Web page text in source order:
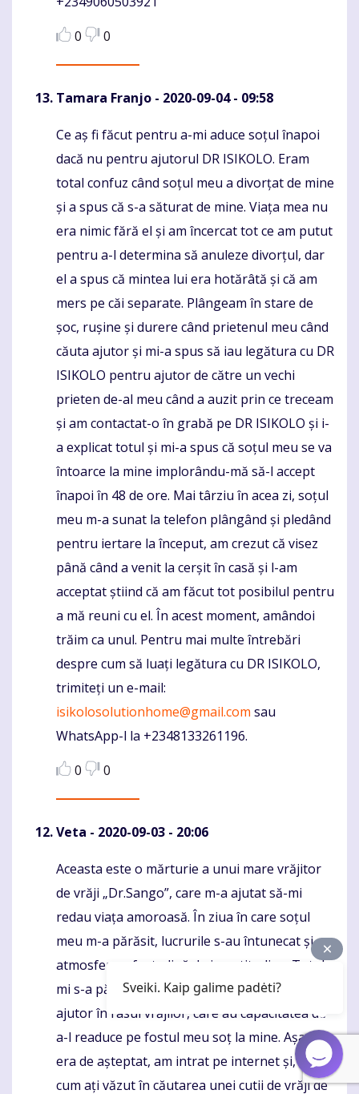
0
0
Tamara Franjo - 2020-09-04 - 09:58
Komentaras
Ce aș fi făcut pentru a-mi aduce soțul înapoi
dacă nu pentru ajutorul DR ISIKOLO. Eram
total confuz când soțul meu a divorțat de mine
și a spus că s-a săturat de mine. Viața mea nu
era nimic fără el și am încercat tot ce am putut
pentru a-l determina să anuleze divorțul, dar
el a spus că mintea lui era hotărâtă și că am
mers pe căi separate. Plângeam în stare de
șoc, rușine și durere când prietenul meu când
căuta ajutor și mi-a spus să iau legătura cu DR
ISIKOLO pentru ajutor de către un vechi
prieten de-al meu când a auzit prin ce treceam
și am contactat-o ​​în grabă pe DR ISIKOLO și i-
a explicat totul și mi-a spus că soțul meu se va
întoarce la mine implorându-mă să-l accept
înapoi în 48 de ore. Mai târziu în acea zi, soțul
meu m-a sunat la telefon plângând și pledând
pentru iertare la început, am crezut că visez
până când a venit la cerșit în casă și l-am
acceptat știind că am făcut tot posibilul pentru
a mă reuni cu el. În acest moment, amândoi
trăim ca unul. Pentru mai multe întrebări
despre cum să luați legătura cu DR ISIKOLO,
trimiteți un e-mail:
isikolosolutionhome@gmail.com sau
WhatsApp-l la +2348133261196.
0
0
Veta - 2020-09-03 - 20:06
Komentaras
Aceasta este o mărturie a unui mare vrăjitor
de vrăji „Dr.Sango”, care m-a ajutat să-mi
redau viața amoroasă. În ziua în care soțul
meu m-a părăsit, lucrurile s-au întunecat și
atmosfera a fost plină de incertitudine. Totul
mi s-a părut palid, așa că am decis să caut
ajutor în râsul vrăjilor, care au capacitatea de
a-l readuce pe fostul meu soț la mine. Așa cum
era de așteptat, am intrat pe internet și, după
cum ați văzut în căutarea unei cutii de vrăji de
Sveiki. Kaip galime padėti?